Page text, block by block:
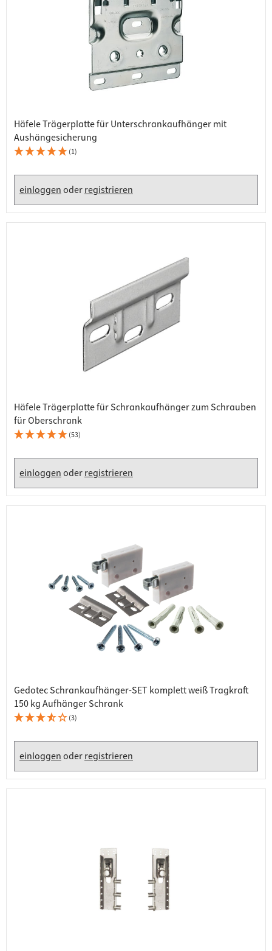
Häfele Trägerplatte für Unterschrankaufhänger mit
Aushängesicherung
(1)
einloggenoderregistrieren
Häfele Trägerplatte für Schrankaufhänger zum Schrauben
für Oberschrank
(53)
einloggenoderregistrieren
Gedotec Schrankaufhänger-SET komplett weiß Tragkraft
150 kg Aufhänger Schrank
(3)
einloggenoderregistrieren